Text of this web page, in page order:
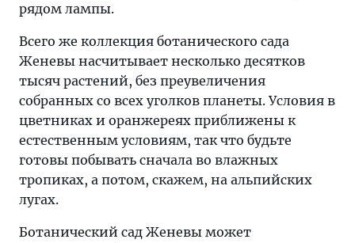
рядом лампы.
Всего же коллекция ботанического сада
Женевы насчитывает несколько десятков
тысяч растений, без преувеличения
собранных со всех уголков планеты. Условия в
цветниках и оранжереях приближены к
естественным условиям, так что будьте
готовы побывать сначала во влажных
тропиках, а потом, скажем, на альпийских
лугах.
Ботанический сад Женевы может